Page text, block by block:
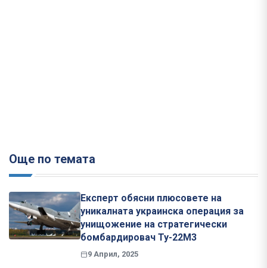
Още по темата
Експерт обясни плюсовете на
уникалната украинска операция за
унищожение на стратегически
бомбардировач Ту-22М3
9 Април, 2025